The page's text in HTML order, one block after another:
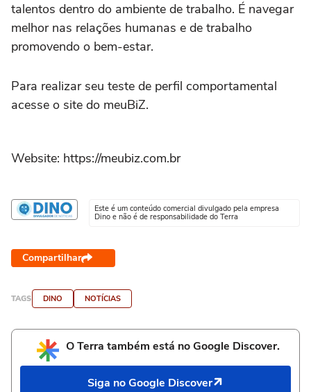
talentos dentro do ambiente de trabalho. É navegar
melhor nas relações humanas e de trabalho
promovendo o bem-estar.
Para realizar seu teste de perfil comportamental
acesse o site do meuBiZ.
Website: https://meubiz.com.br
Este é um conteúdo comercial divulgado pela empresa
Dino e não é de responsabilidade do Terra
Compartilhar
TAGS DINO NOTÍCIAS
O Terra também está no Google Discover.
Siga no Google Discover